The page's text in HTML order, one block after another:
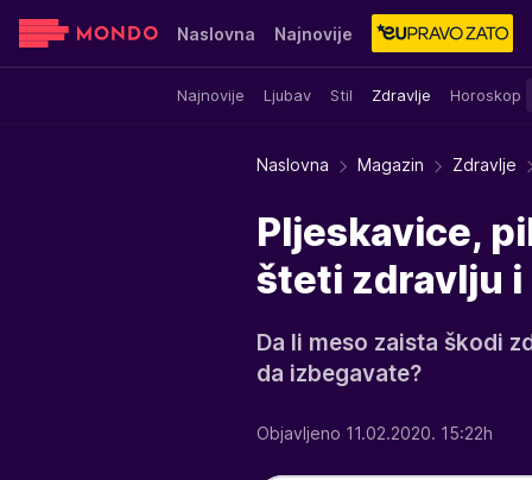
Naslovna Najnovije
Najnovije Ljubav Stil Zdravlje Horoskop
Sensa Stvar ukusa Yumama
Naslovna Magazin Zdravlje
Pljeskavice,
šteti zdravlju i
Da li meso zaista škodi
da izbegavate?
Objavljeno 11.02.2020. 15:22h